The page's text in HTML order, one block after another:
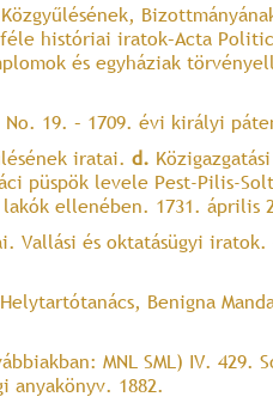
históriai iratok–Acta
és egyháziak
No. 19. – 1709. évi királyi
iratai. d.
püspök levele Pest-Pilis-
ellenében. 1731. április
Vallási és oktatásügyi
Benigna
MNL SML) IV. 429.
anyakönyv. 1882.